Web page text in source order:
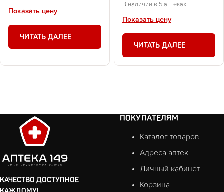
Показать цену
ЧИТАТЬ ДАЛЕЕ
В наличии в 5 аптеках
Показать цену
ЧИТАТЬ ДАЛЕЕ
КАЧЕСТВО ДОСТУПНОЕ
ПОКУПАТЕЛЯМ
Каталог товаров
Адреса аптек
Личный кабинет
Корзина